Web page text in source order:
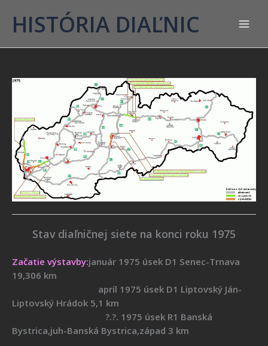
HISTÓRIA DIAĽNIC
Stav diaľničnej siete na konci roku 1975
Začatie výstavby:január 1975 úsek D1 Senec-Trnava
19,306 km
apríl 1975 úsek D1 Liptovský Ján-
Liptovský Hrádok 5,1 km
?.?. 1975 úsek R1 Banská
Bystrica,juh-Banská Bystrica,západ 3 km